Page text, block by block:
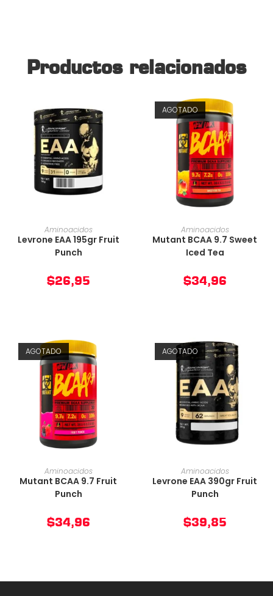
Productos relacionados
AÑADIR AL CARRITO
Aminoacidos
Levrone EAA 195gr Fruit
Punch
$26,95
AGOTADO
AÑADIR AL CARRITO
Aminoacidos
Mutant BCAA 9.7 Sweet
Iced Tea
$34,96
AGOTADO
AÑADIR AL CARRITO
Aminoacidos
Mutant BCAA 9.7 Fruit
Punch
$34,96
AGOTADO
AÑADIR AL CARRITO
Aminoacidos
Levrone EAA 390gr Fruit
Punch
$39,85